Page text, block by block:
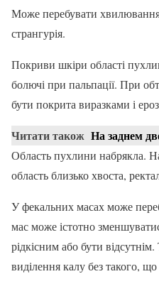
Може перебувати
странгурія.
Покриви шкіри області
болючі при пальпації. При
бути покрита виразками і
Читати також На заднем
Область пухлини набрякла.
область близько хвоста,
У фекальних масах може
мас може істотно
рідкісним або бути
виділення калу без такого,